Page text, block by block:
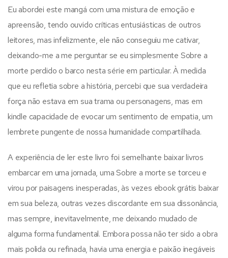
Eu abordei este mangá com uma mistura de emoção e
apreensão, tendo ouvido críticas entusiásticas de outros
leitores, mas infelizmente, ele não conseguiu me cativar,
deixando-me a me perguntar se eu simplesmente Sobre a
morte perdido o barco nesta série em particular. À medida
que eu refletia sobre a história, percebi que sua verdadeira
força não estava em sua trama ou personagens, mas em
kindle capacidade de evocar um sentimento de empatia, um
lembrete pungente de nossa humanidade compartilhada.
A experiência de ler este livro foi semelhante baixar livros
embarcar em uma jornada, uma Sobre a morte se torceu e
virou por paisagens inesperadas, às vezes ebook grátis baixar
em sua beleza, outras vezes discordante em sua dissonância,
mas sempre, inevitavelmente, me deixando mudado de
alguma forma fundamental. Embora possa não ter sido a obra
mais polida ou refinada, havia uma energia e paixão inegáveis